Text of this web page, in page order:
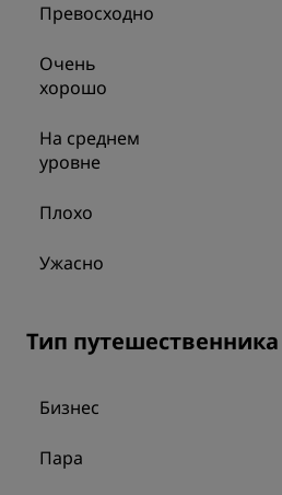
Превосходно
Очень
хорошо
На среднем
уровне
Плохо
Ужасно
Тип путешественника
Бизнес
Пара